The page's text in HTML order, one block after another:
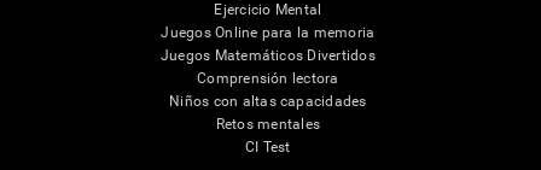
Ejercicio Mental
Juegos Online para la memoria
Juegos Matemáticos Divertidos
Comprensión lectora
Niños con altas capacidades
Retos mentales
CI Test